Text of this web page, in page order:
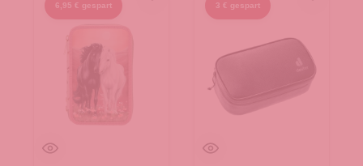
6,95 € gespart 3 € gespart